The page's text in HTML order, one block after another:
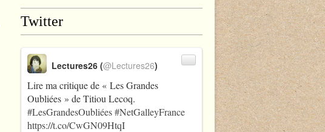
Twitter
Lire ma critique de « Les Grandes
Oubliées » de Titiou Lecoq.
#LesGrandesOubliées#NetGalleyFrance
https://t.co/CwGN09HtqI
Lectures26 (@Lectures26)